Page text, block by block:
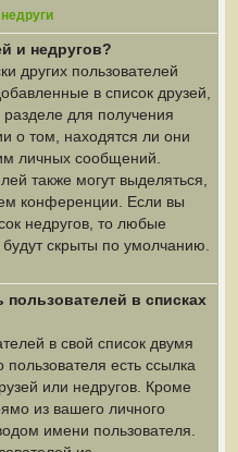
и недругов?
других пользователей
в список друзей,
для получения
о том, находятся ли они
личных сообщений.
также могут выделяться,
конференции. Если вы
недругов, то любые
скрыты по умолчанию.
пользователей в списках
в свой список двумя
есть ссылка
или недругов. Кроме
из вашего личного
имени пользователя.